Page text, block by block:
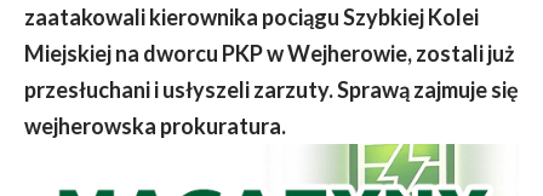
zaatakowali kierownika pociągu Szybkiej Kolei
Miejskiej na dworcu PKP w Wejherowie, zostali już
przesłuchani i usłyszeli zarzuty. Sprawą zajmuje się
wejherowska prokuratura.